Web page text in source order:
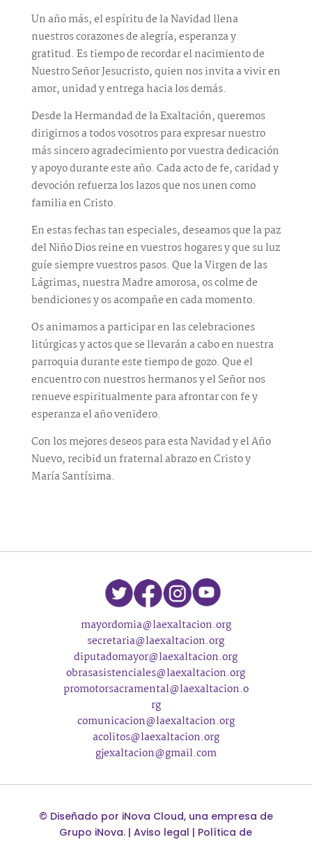
Un año más, el espíritu de la Navidad llena
nuestros corazones de alegría, esperanza y
gratitud. Es tiempo de recordar el nacimiento de
Nuestro Señor Jesucristo, quien nos invita a vivir en
amor, unidad y entrega hacia los demás.
Desde la Hermandad de la Exaltación, queremos
dirigirnos a todos vosotros para expresar nuestro
más sincero agradecimiento por vuestra dedicación
y apoyo durante este año. Cada acto de fe, caridad y
devoción refuerza los lazos que nos unen como
familia en Cristo.
En estas fechas tan especiales, deseamos que la paz
del Niño Dios reine en vuestros hogares y que su luz
guíe siempre vuestros pasos. Que la Virgen de las
Lágrimas, nuestra Madre amorosa, os colme de
bendiciones y os acompañe en cada momento.
Os animamos a participar en las celebraciones
litúrgicas y actos que se llevarán a cabo en nuestra
parroquia durante este tiempo de gozo. Que el
encuentro con nuestros hermanos y el Señor nos
renueve espiritualmente para afrontar con fe y
esperanza el año venidero.
Con los mejores deseos para esta Navidad y el Año
Nuevo, recibid un fraternal abrazo en Cristo y
María Santísima.
mayordomia@laexaltacion.org
secretaria@laexaltacion.org
diputadomayor@laexaltacion.org
obrasasistenciales@laexaltacion.org
promotorsacramental@laexaltacion.o
rg
comunicacion@laexaltacion.org
acolitos@laexaltacion.org
gjexaltacion@gmail.com
© Diseñado por iNova Cloud, una empresa de
Grupo iNova. |Aviso legal | Política de